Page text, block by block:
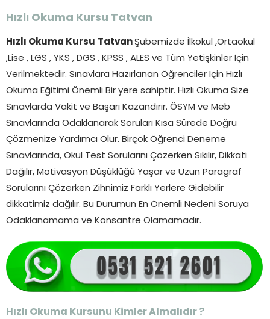
Hızlı Okuma Kursu Tatvan
Hızlı Okuma Kursu Tatvan Şubemizde İlkokul ,Ortaokul
,Lise , LGS , YKS , DGS , KPSS , ALES ve Tüm Yetişkinler İçin
Verilmektedir. Sınavlara Hazırlanan Öğrenciler İçin Hızlı
Okuma Eğitimi Önemli Bir yere sahiptir. Hızlı Okuma Size
Sınavlarda Vakit ve Başarı Kazandırır. ÖSYM ve Meb
Sınavlarında Odaklanarak Soruları Kısa Sürede Doğru
Çözmenize Yardımcı Olur. Birçok Öğrenci Deneme
Sınavlarında, Okul Test Sorularını Çözerken Sıkılır, Dikkati
Dağılır, Motivasyon Düşüklüğü Yaşar ve Uzun Paragraf
Sorularını Çözerken Zihnimiz Farklı Yerlere Gidebilir
dikkatimiz dağılır. Bu Durumun En Önemli Nedeni Soruya
Odaklanamama ve Konsantre Olamamadır.
Hızlı Okuma Kursunu Kimler Almalıdır ?